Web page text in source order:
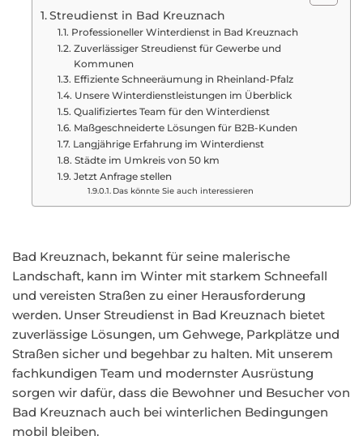
Streudienst in Bad Kreuznach
Professioneller Winterdienst in Bad Kreuznach
Zuverlässiger Streudienst für Gewerbe und
Kommunen
Effiziente Schneeräumung in Rheinland-Pfalz
Unsere Winterdienstleistungen im Überblick
Qualifiziertes Team für den Winterdienst
Maßgeschneiderte Lösungen für B2B-Kunden
Langjährige Erfahrung im Winterdienst
Städte im Umkreis von 50 km
Jetzt Anfrage stellen
Das könnte Sie auch interessieren
Bad Kreuznach, bekannt für seine malerische
Landschaft, kann im Winter mit starkem Schneefall
und vereisten Straßen zu einer Herausforderung
werden. Unser Streudienst in Bad Kreuznach bietet
zuverlässige Lösungen, um Gehwege, Parkplätze und
Straßen sicher und begehbar zu halten. Mit unserem
fachkundigen Team und modernster Ausrüstung
sorgen wir dafür, dass die Bewohner und Besucher von
Bad Kreuznach auch bei winterlichen Bedingungen
mobil bleiben.